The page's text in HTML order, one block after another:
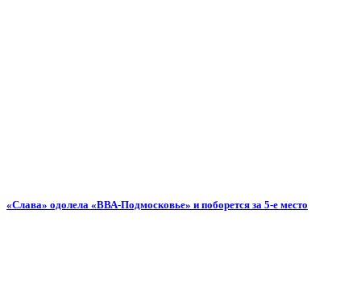
«Слава» одолела «ВВА-Подмосковье» и поборется за 5-е место